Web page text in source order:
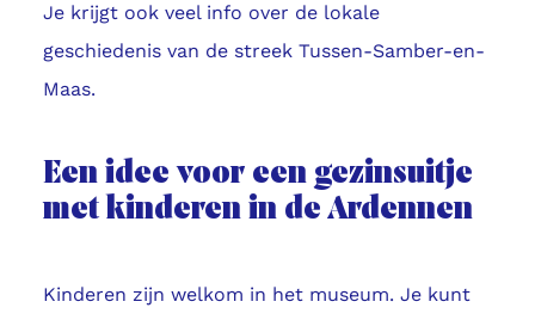
Je krijgt ook veel info over de lokale
geschiedenis van de streek Tussen-Samber-en-
Maas.
Een idee voor een gezinsuitje
met kinderen in de Ardennen
Kinderen zijn welkom in het museum. Je kunt